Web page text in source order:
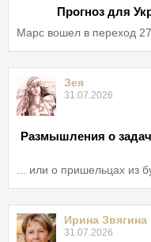
Прогноз для
Марс вошел в переход
Зея
31.07.2026
Размышления о
... или о пришельцах из
Ирина Звягина
31.07.2026